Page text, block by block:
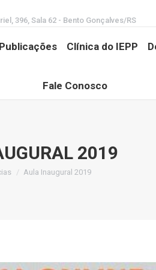
396, Sala 62 - Bento Gonçalves/RS
Publicações Clínica do IEPP
Fale Conosco
2019
Aula Inaugural 2019